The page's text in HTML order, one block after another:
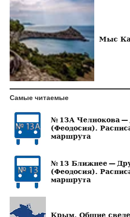
Мыс
Самые читаемые
№ 13А Челнокова
(Феодосия).
маршрута
№ 13 Ближнее —
(Феодосия).
маршрута
Крым. Общие